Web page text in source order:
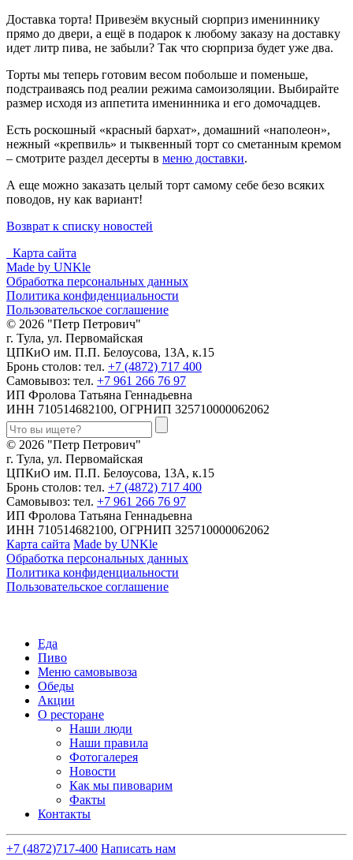
Доставка торта! Привезём вкусный сюрприз имениннику
прямо до двери, а ещё в подарок к любому заказу на доставку
идет литр пива, не забыли? Так что сюрприза будет уже два.
Торты мы теперь готовим весом побольше и поменьше,
подстраиваясь под реалии режима самоизоляции. Выбирайте
размер исходя из аппетита именинника и его домочадцев.
Есть роскошный «красный бархат», домашний «наполеон»,
нежный «крепвиль» и тыквенный торт со сметанным кремом
– смотрите раздел десерты в меню доставки.
А еще можно заказать целый торт самому себе безо всяких
поводов, ну как вариант!
Возврат к списку новостей
Карта сайта
Made by UNKle
Обработка персональных данных
Политика конфиденциальности
Пользовательское соглашение
© 2026 "Петр Петрович"
г. Тула, ул. Первомайская
ЦПКиО им. П.П. Белоусова, 13А, к.15
Бронь столов: тел. +7 (4872) 717 400
Самовывоз: тел. +7 961 266 76 97
ИП Фролова Татьяна Геннадьевна
ИНН 710514682100, ОГРНИП 325710000062062
© 2026 "Петр Петрович"
г. Тула, ул. Первомайская
ЦПКиО им. П.П. Белоусова, 13А, к.15
Бронь столов: тел. +7 (4872) 717 400
Самовывоз: тел. +7 961 266 76 97
ИП Фролова Татьяна Геннадьевна
ИНН 710514682100, ОГРНИП 325710000062062
Карта сайта Made by UNKle
Обработка персональных данных
Политика конфиденциальности
Пользовательское соглашение
Еда
Пиво
Меню самовывоза
Обеды
Акции
О ресторане
Наши люди
Наши правила
Фотогалерея
Новости
Как мы пивоварим
Факты
Контакты
+7 (4872)717-400 Написать нам